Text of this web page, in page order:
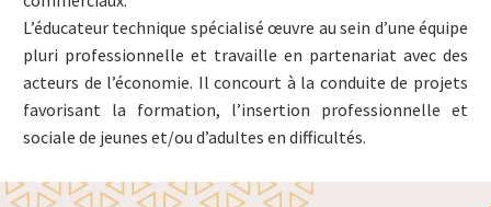
L’éducateur technique spécialisé œuvre au sein d’une équipe
pluri professionnelle et travaille en partenariat avec des
acteurs de l’économie. Il concourt à la conduite de projets
favorisant la formation, l’insertion professionnelle et
sociale de jeunes et/ou d’adultes en difficultés.